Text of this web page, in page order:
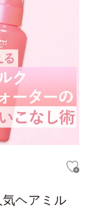
気ヘアミル